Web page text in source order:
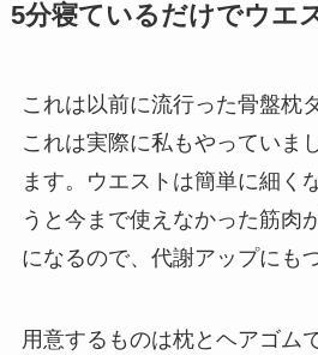
5分寝ているだけでウエ
これは以前に流行った骨盤枕
これは実際に私もやっていま
ます。ウエストは簡単に細く
うと今まで使えなかった筋肉
になるので、代謝アップにも
用意するものは枕とヘアゴム